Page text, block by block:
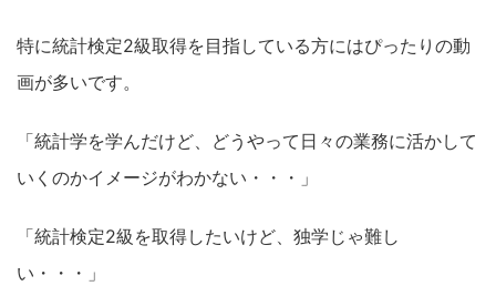
特に統計検定2級取得を目指している方にはぴったりの動
画が多いです。
「統計学を学んだけど、どうやって日々の業務に活かして
いくのかイメージがわかない・・・」
「統計検定2級を取得したいけど、独学じゃ難し
い・・・」